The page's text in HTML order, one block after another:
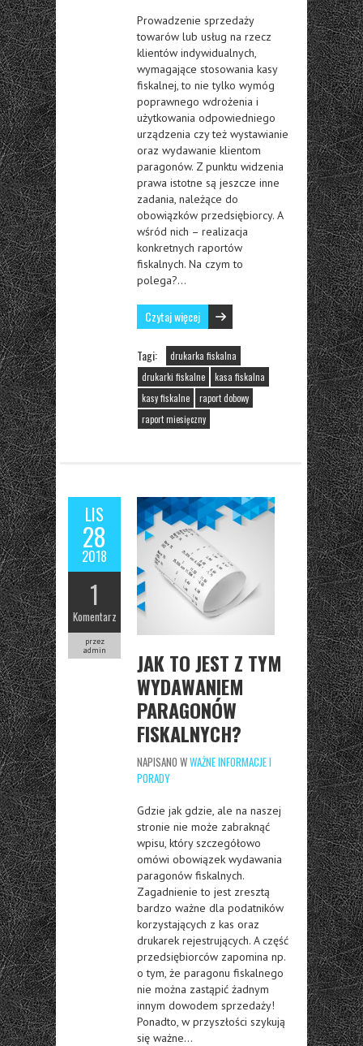
Prowadzenie sprzedaży
towarów lub usług na rzecz
klientów indywidualnych,
wymagające stosowania kasy
fiskalnej, to nie tylko wymóg
poprawnego wdrożenia i
użytkowania odpowiedniego
urządzenia czy też wystawianie
oraz wydawanie klientom
paragonów. Z punktu widzenia
prawa istotne są jeszcze inne
zadania, należące do
obowiązków przedsiębiorcy. A
wśród nich – realizacja
konkretnych raportów
fiskalnych. Na czym to
polega?…
Czytaj więcej
Tagi:
drukarka fiskalna
drukarki fiskalne
kasa fiskalna
kasy fiskalne
raport dobowy
raport miesięczny
LIS
28
2018
1
Komentarz
przez
admin
JAK TO JEST Z TYM
WYDAWANIEM
PARAGONÓW
FISKALNYCH?
NAPISANO WWAŻNE INFORMACJE I
PORADY
Gdzie jak gdzie, ale na naszej
stronie nie może zabraknąć
wpisu, który szczegółowo
omówi obowiązek wydawania
paragonów fiskalnych.
Zagadnienie to jest zresztą
bardzo ważne dla podatników
korzystających z kas oraz
drukarek rejestrujących. A część
przedsiębiorców zapomina np.
o tym, że paragonu fiskalnego
nie można zastąpić żadnym
innym dowodem sprzedaży!
Ponadto, w przyszłości szykują
się ważne…